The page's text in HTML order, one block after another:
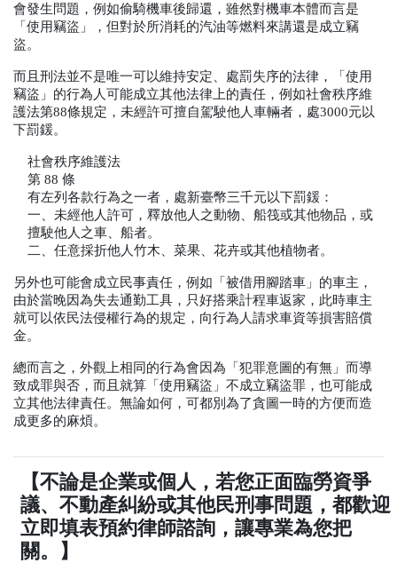
會發生問題，例如偷騎機車後歸還，雖然對機車本體而言是
「使用竊盜」，但對於所消耗的汽油等燃料來講還是成立竊
盜。
而且刑法並不是唯一可以維持安定、處罰失序的法律，「使用
竊盜」的行為人可能成立其他法律上的責任，例如社會秩序維
護法第88條規定，未經許可擅自駕駛他人車輛者，處3000元以
下罰鍰。
社會秩序維護法
第 88 條
有左列各款行為之一者，處新臺幣三千元以下罰鍰：
一、未經他人許可，釋放他人之動物、船筏或其他物品，或
擅駛他人之車、船者。
二、任意採折他人竹木、菜果、花卉或其他植物者。
另外也可能會成立民事責任，例如「被借用腳踏車」的車主，
由於當晚因為失去通勤工具，只好搭乘計程車返家，此時車主
就可以依民法侵權行為的規定，向行為人請求車資等損害賠償
金。
總而言之，外觀上相同的行為會因為「犯罪意圖的有無」而導
致成罪與否，而且就算「使用竊盜」不成立竊盜罪，也可能成
立其他法律責任。無論如何，可都別為了貪圖一時的方便而造
成更多的麻煩。
【不論是企業或個人，若您正面臨勞資爭
議、不動產糾紛或其他民刑事問題，都歡迎
立即填表預約律師諮詢，讓專業為您把
關。】